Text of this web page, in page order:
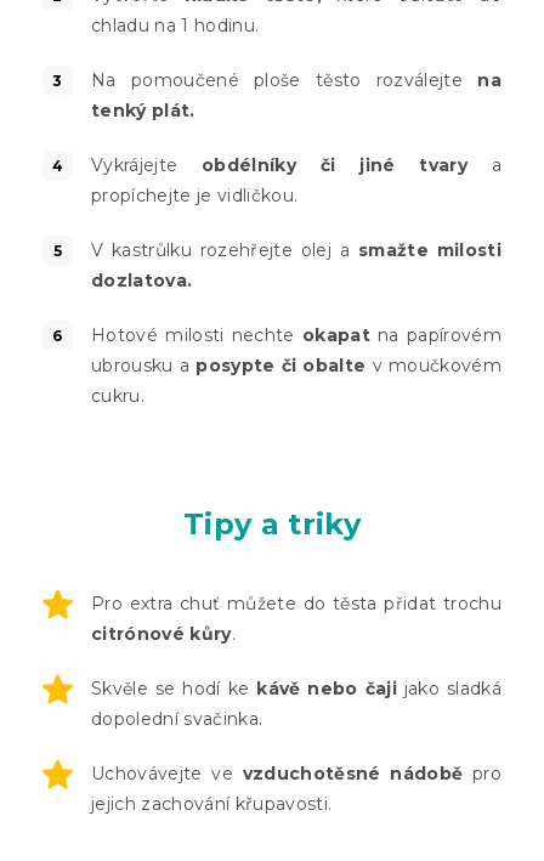
chladu na 1 hodinu.
Na pomoučené ploše těsto rozválejte na
tenký plát.
Vykrájejte obdélníky či jiné tvarya
propíchejte je vidličkou.
V kastrůlku rozehřejte olej a smažte milosti
dozlatova.
Hotové milosti nechte okapatna papírovém
ubrousku a posypte či obalte v moučkovém
cukru.
Tipy a triky
Pro extra chuť můžete do těsta přidat trochu
citrónové kůry.
Skvěle se hodí ke kávě nebo čajijako sladká
dopolední svačinka.
Uchovávejte ve vzduchotěsné nádobě pro
jejich zachování křupavosti.